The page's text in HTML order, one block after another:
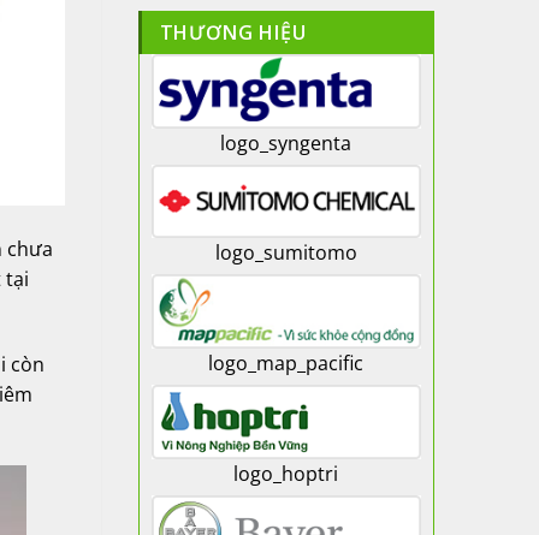
chưa
tại
còn
THƯƠNG HIỆU
logo_syngenta
logo_sumitomo
logo_map_pacific
logo_hoptri